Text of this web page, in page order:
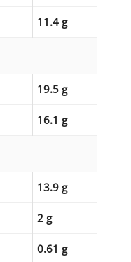
11.4 g
19.5 g
16.1 g
13.9 g
2 g
0.61 g